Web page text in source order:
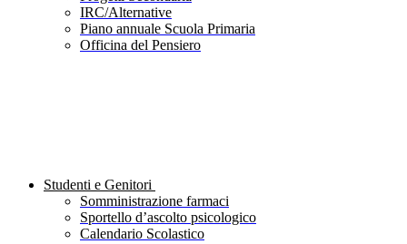
IRC/Alternative
Piano annuale Scuola Primaria
Officina del Pensiero
Studenti e Genitori
Somministrazione farmaci
Sportello d’ascolto psicologico
Calendario Scolastico